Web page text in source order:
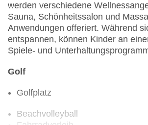
werden verschiedene
Sauna, Schönheitssalon und
Anwendungen offeriert. Während
entspannen, können Kinder an
Spiele- und
Golf
Golfplatz
Beachvolleyball